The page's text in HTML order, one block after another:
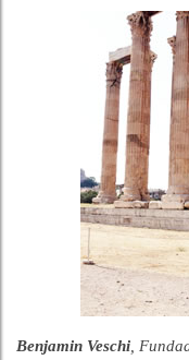
Benjamin Veschi ,